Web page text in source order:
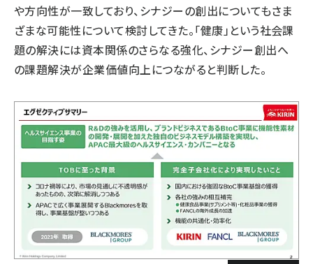
や方向性が一致しており、シナジーの創出についてもさま
ざまな可能性について検討してきた。「健康」という社会課
題の解決には資本関係のさらなる強化、シナジー創出へ
の課題解決が企業価値向上につながると判断した。